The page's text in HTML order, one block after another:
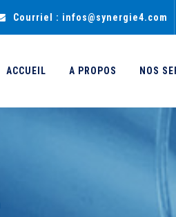
Courriel : infos@synergie4.com
ACCUEIL A PROPOS NOS